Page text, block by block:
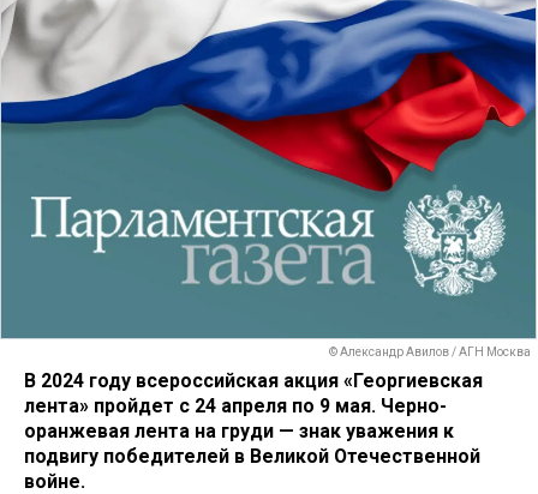
© Александр Авилов / АГН Москва
В 2024 году всероссийская акция «Георгиевская
лента» пройдет с 24 апреля по 9 мая. Черно-
оранжевая лента на груди — знак уважения к
подвигу победителей в Великой Отечественной
войне.